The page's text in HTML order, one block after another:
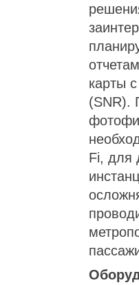
карты
(SNR).
Fi, для